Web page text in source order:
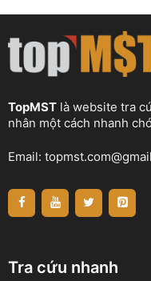
TopMST là website tra
nhân một cách nhanh
Email:
Tra cứu nhanh